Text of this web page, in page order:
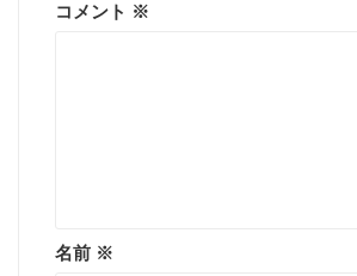
コメント ※
名前 ※